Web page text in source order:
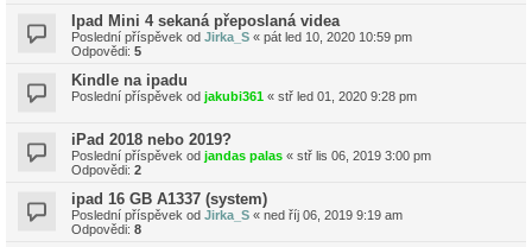
Ipad Mini 4 sekaná přeposlaná videa
Poslední příspěvek od Jirka_S « pát led 10, 2020 10:59 pm
Odpovědi: 5
Kindle na ipadu
Poslední příspěvek od jakubi361 « stř led 01, 2020 9:28 pm
iPad 2018 nebo 2019?
Poslední příspěvek od jandas palas « stř lis 06, 2019 3:00 pm
Odpovědi: 2
ipad 16 GB A1337 (system)
Poslední příspěvek od Jirka_S « ned říj 06, 2019 9:19 am
Odpovědi: 8